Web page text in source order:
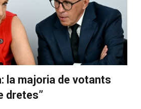
la majoria de votants
dretes”